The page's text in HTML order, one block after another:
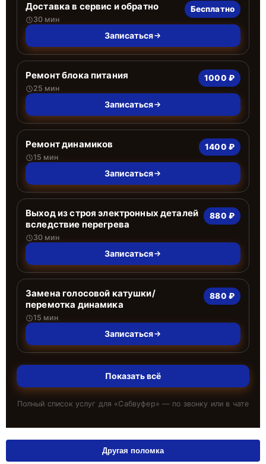
Доставка в сервис и обратно
30 мин
Бесплатно
Записаться
Ремонт блока питания
25 мин
1000 ₽
Записаться
Ремонт динамиков
15 мин
1400 ₽
Записаться
Выход из строя электронных деталей
вследствие перегрева
30 мин
880 ₽
Записаться
Замена голосовой катушки/
перемотка динамика
15 мин
880 ₽
Записаться
Показать всё
Полный список услуг для «Сабвуфер» — по звонку или в чате
Другая поломка